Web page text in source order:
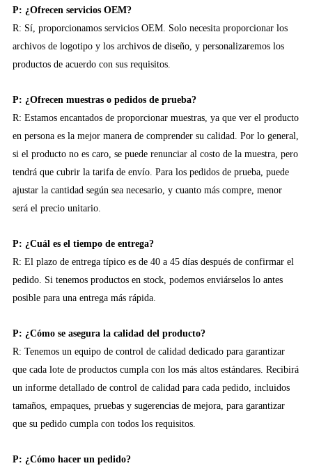
P: ¿Ofrecen servicios OEM?
R: Sí, proporcionamos servicios OEM. Solo necesita proporcionar los
archivos de logotipo y los archivos de diseño, y personalizaremos los
productos de acuerdo con sus requisitos.
P: ¿Ofrecen muestras o pedidos de prueba?
R: Estamos encantados de proporcionar muestras, ya que ver el producto
en persona es la mejor manera de comprender su calidad. Por lo general,
si el producto no es caro, se puede renunciar al costo de la muestra, pero
tendrá que cubrir la tarifa de envío. Para los pedidos de prueba, puede
ajustar la cantidad según sea necesario, y cuanto más compre, menor
será el precio unitario.
P: ¿Cuál es el tiempo de entrega?
R: El plazo de entrega típico es de 40 a 45 días después de confirmar el
pedido. Si tenemos productos en stock, podemos enviárselos lo antes
posible para una entrega más rápida.
P: ¿Cómo se asegura la calidad del producto?
R: Tenemos un equipo de control de calidad dedicado para garantizar
que cada lote de productos cumpla con los más altos estándares. Recibirá
un informe detallado de control de calidad para cada pedido, incluidos
tamaños, empaques, pruebas y sugerencias de mejora, para garantizar
que su pedido cumpla con todos los requisitos.
P: ¿Cómo hacer un pedido?